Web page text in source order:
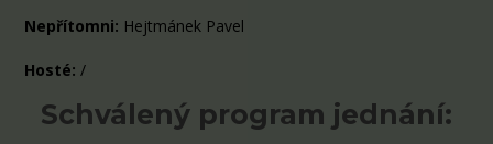
Nepřítomni: Hejtmánek Pavel
Hosté: /
Schválený program jednání: